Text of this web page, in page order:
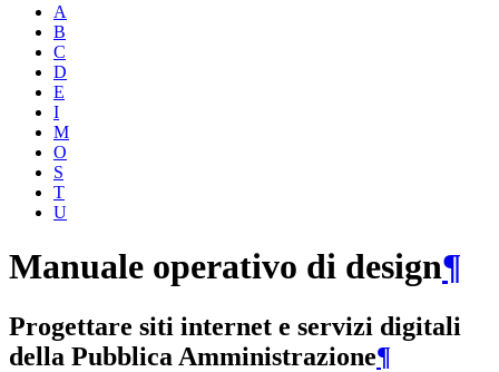
A
B
C
D
E
I
M
O
S
T
U
Manuale operativo di design¶
Progettare siti internet e servizi digitali
della Pubblica Amministrazione¶